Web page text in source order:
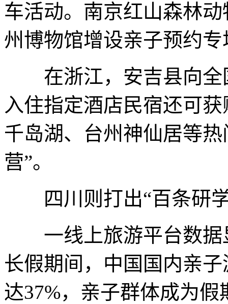
车活动。南京红山森林
州博物馆增设亲子预约专
在浙江，安吉县向全
入住指定酒店民宿还可
千岛湖、台州神仙居等
营”。
四川则打出“百条研学
一线上旅游平台数据
长假期间，中国国内亲
达37%，亲子群体成为